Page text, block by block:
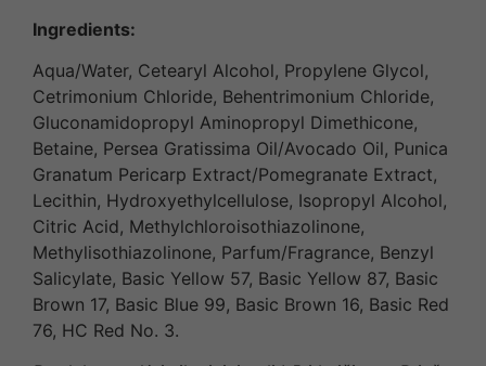
Ingredients:
Aqua/Water, Cetearyl Alcohol, Propylene Glycol,
Cetrimonium Chloride, Behentrimonium Chloride,
Gluconamidopropyl Aminopropyl Dimethicone,
Betaine, Persea Gratissima Oil/Avocado Oil, Punica
Granatum Pericarp Extract/Pomegranate Extract,
Lecithin, Hydroxyethylcellulose, Isopropyl Alcohol,
Citric Acid, Methylchloroisothiazolinone,
Methylisothiazolinone, Parfum/Fragrance, Benzyl
Salicylate, Basic Yellow 57, Basic Yellow 87, Basic
Brown 17, Basic Blue 99, Basic Brown 16, Basic Red
76, HC Red No. 3.